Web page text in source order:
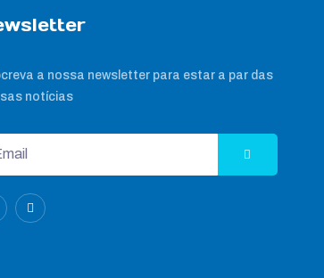
a nossa newsletter para estar a par das
notícias